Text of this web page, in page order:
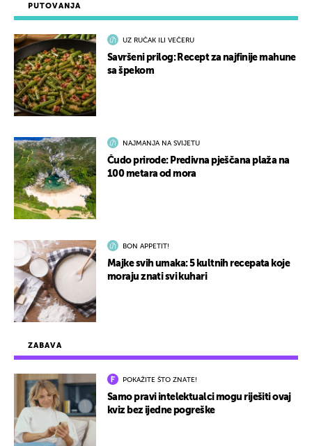
ZABAVA
POKAŽITE ŠTO ZNATE!
Samo pravi intelektualci mogu riješiti ovaj
kviz bez ijedne pogreške
PUTOVANJA
UZ RUČAK ILI VEČERU
Savršeni prilog: Recept za najfinije mahune
sa špekom
NAJMANJA NA SVIJETU
Čudo prirode: Predivna pješčana plaža na
100 metara od mora
BON APPETIT!
Majke svih umaka: 5 kultnih recepata koje
moraju znati svi kuhari